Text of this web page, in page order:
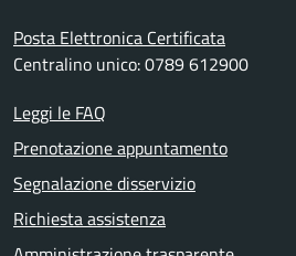
Posta Elettronica Certificata
Centralino unico: 0789 612900
Leggi le FAQ
Prenotazione appuntamento
Segnalazione disservizio
Richiesta assistenza